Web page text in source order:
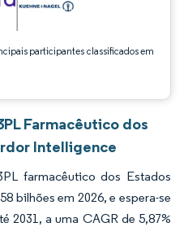
participantes classificados em
Farmacêutico dos
Intelligence
farmacêutico dos Estados
bilhões em 2026, e espera-se
2031, a uma CAGR de 5,87%